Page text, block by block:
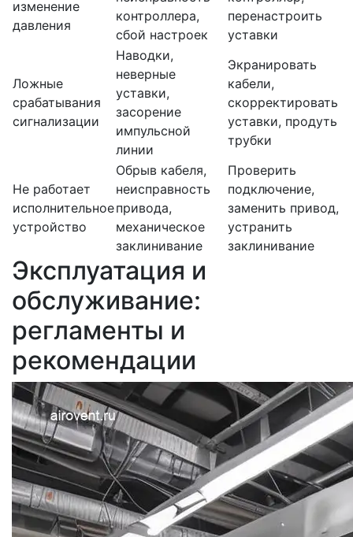
изменение
давления
контроллера,
сбой настроек
перенастроить
уставки
Ложные
срабатывания
сигнализации
Наводки,
неверные
уставки,
засорение
импульсной
линии
Экранировать
кабели,
скорректировать
уставки, продуть
трубки
Не работает
исполнительное
устройство
Обрыв кабеля,
неисправность
привода,
механическое
заклинивание
Проверить
подключение,
заменить привод,
устранить
заклинивание
Эксплуатация и
обслуживание:
регламенты и
рекомендации